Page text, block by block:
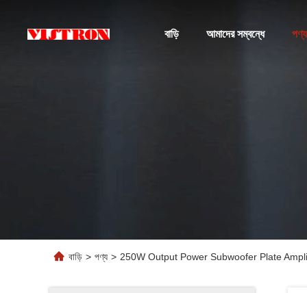
বাড়ি আমাদের সম্বন্ধে পণ্য
বাড়ি > পণ্য > 250W Output Power Subwoofer Plate